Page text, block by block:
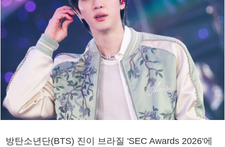
방탄소년단(BTS) 진이 브라질 'SEC Awards 2026'에